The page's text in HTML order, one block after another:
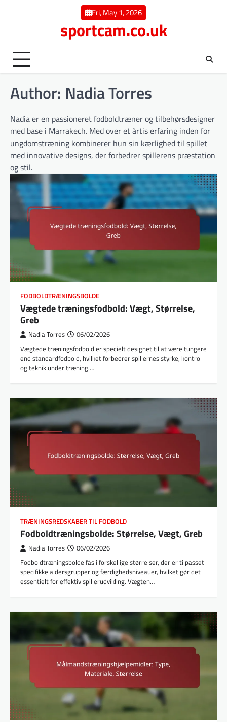
Fri, May 1, 2026
sportcam.co.uk
Author: Nadia Torres
Nadia er en passioneret fodboldtræner og tilbehørsdesigner
med base i Marrakech. Med over et årtis erfaring inden for
ungdomstræning kombinerer hun sin kærlighed til spillet
med innovative designs, der forbedrer spillerens præstation
og stil.
FODBOLDTRÆNINGSBOLDE
Vægtede træningsfodbold: Vægt, Størrelse,
Greb
Nadia Torres 06/02/2026
Vægtede træningsfodbold er specielt designet til at være tungere
end standardfodbold, hvilket forbedrer spillernes styrke, kontrol
og teknik under træning.…
TRÆNINGSREDSKABER TIL FODBOLD
Fodboldtræningsbolde: Størrelse, Vægt, Greb
Nadia Torres 06/02/2026
Fodboldtræningsbolde fås i forskellige størrelser, der er tilpasset
specifikke aldersgrupper og færdighedsniveauer, hvilket gør det
essentielt for effektiv spillerudvikling. Vægten…